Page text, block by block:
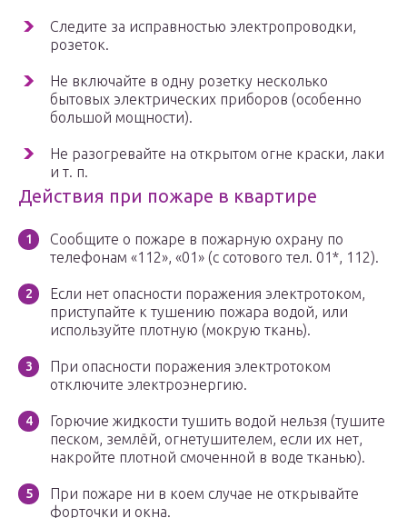
Следите за исправностью электропроводки,
розеток.
Не включайте в одну розетку несколько
бытовых электрических приборов (особенно
большой мощности).
Не разогревайте на открытом огне краски, лаки
и т. п.
Действия при пожаре в квартире
Сообщите о пожаре в пожарную охрану по
телефонам «112», «01» (с сотового тел. 01*, 112).
Если нет опасности поражения электротоком,
приступайте к тушению пожара водой, или
используйте плотную (мокрую ткань).
При опасности поражения электротоком
отключите электроэнергию.
Горючие жидкости тушить водой нельзя (тушите
песком, землёй, огнетушителем, если их нет,
накройте плотной смоченной в воде тканью).
При пожаре ни в коем случае не открывайте
форточки и окна.